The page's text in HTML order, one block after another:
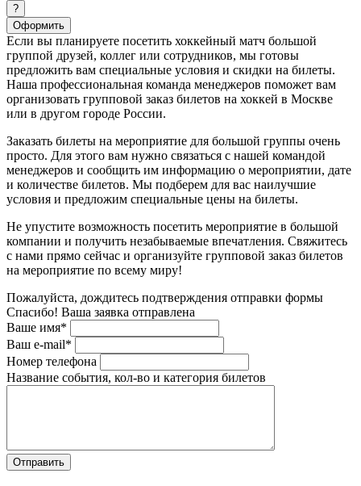
Оформить
Если вы планируете посетить хоккейный матч большой
группой друзей, коллег или сотрудников, мы готовы
предложить вам специальные условия и скидки на билеты.
Наша профессиональная команда менеджеров поможет вам
организовать групповой заказ билетов на хоккей в Москве
или в другом городе России.
Заказать билеты на мероприятие для большой группы очень
просто. Для этого вам нужно связаться с нашей командой
менеджеров и сообщить им информацию о мероприятии, дате
и количестве билетов. Мы подберем для вас наилучшие
условия и предложим специальные цены на билеты.
Не упустите возможность посетить мероприятие в большой
компании и получить незабываемые впечатления. Свяжитесь
с нами прямо сейчас и организуйте групповой заказ билетов
на мероприятие по всему миру!
Пожалуйста, дождитесь подтверждения отправки формы
Спасибо! Ваша заявка отправлена
Ваше имя*
Ваш e-mail*
Номер телефона
Название события, кол-во и категория билетов